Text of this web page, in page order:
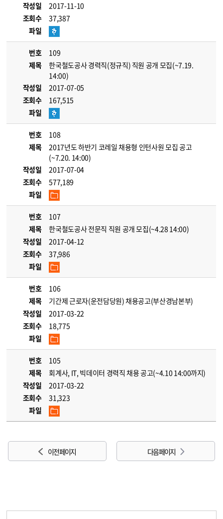
작성일
2017-11-10
조회수
37,387
파일
번호
109
제목
한국철도공사 경력직(정규직) 직원 공개 모집(~7.19.
14:00)
작성일
2017-07-05
조회수
167,515
파일
번호
108
제목
2017년도 하반기 코레일 채용형 인턴사원 모집 공고
(~7.20. 14:00)
작성일
2017-07-04
조회수
577,189
파일
번호
107
제목
한국철도공사 전문직 직원 공개 모집(~4.28 14:00)
작성일
2017-04-12
조회수
37,986
파일
번호
106
제목
기간제 근로자(운전담당원) 채용공고(부산경남본부)
작성일
2017-03-22
조회수
18,775
파일
번호
105
제목
회계사, IT, 빅데이터 경력직 채용 공고(~4.10 14:00까지)
작성일
2017-03-22
조회수
31,323
파일
이전 페이지 다음 페이지